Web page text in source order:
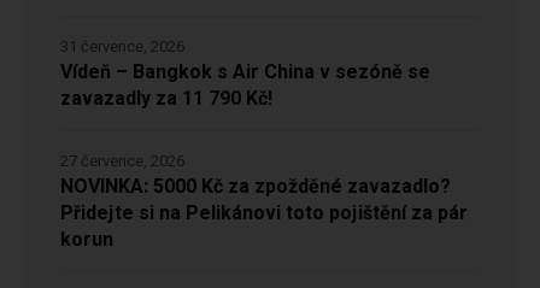
Vídeň – Bangkok s Air China v sezóně se
zavazadly za 11 790 Kč!
31 července, 2026
NOVINKA: 5000 Kč za zpožděné zavazadlo?
Přidejte si na Pelikánovi toto pojištění za pár
korun
27 července, 2026